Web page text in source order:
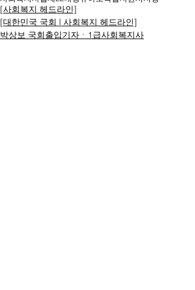
[사회복지 헤드라인]
[대한민국 국회 | 사회복지 헤드라인]
박상보 국회출입기자ㆍ1급사회복지사